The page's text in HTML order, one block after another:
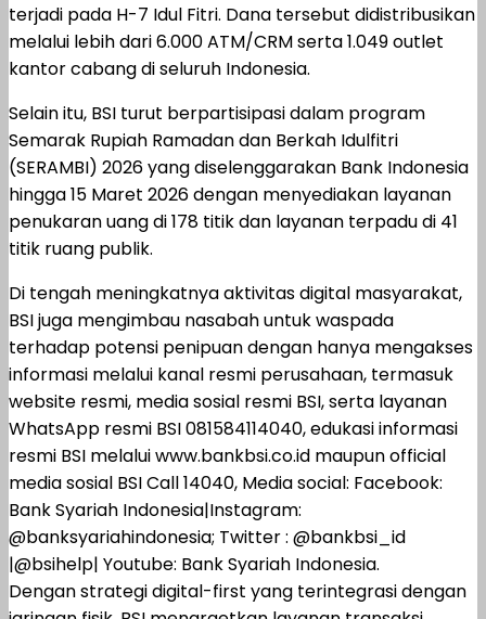
terjadi pada H-7 Idul Fitri. Dana tersebut didistribusikan
melalui lebih dari 6.000 ATM/CRM serta 1.049 outlet
kantor cabang di seluruh Indonesia.
Selain itu, BSI turut berpartisipasi dalam program
Semarak Rupiah Ramadan dan Berkah Idulfitri
(SERAMBI) 2026 yang diselenggarakan Bank Indonesia
hingga 15 Maret 2026 dengan menyediakan layanan
penukaran uang di 178 titik dan layanan terpadu di 41
titik ruang publik.
Di tengah meningkatnya aktivitas digital masyarakat,
BSI juga mengimbau nasabah untuk waspada
terhadap potensi penipuan dengan hanya mengakses
informasi melalui kanal resmi perusahaan, termasuk
website resmi, media sosial resmi BSI, serta layanan
WhatsApp resmi BSI 081584114040, edukasi informasi
resmi BSI melalui www.bankbsi.co.id maupun official
media sosial BSI Call 14040, Media social: Facebook:
Bank Syariah Indonesia|Instagram:
@banksyariahindonesia; Twitter : @bankbsi_id
|@bsihelp| Youtube: Bank Syariah Indonesia.
Dengan strategi digital-first yang terintegrasi dengan